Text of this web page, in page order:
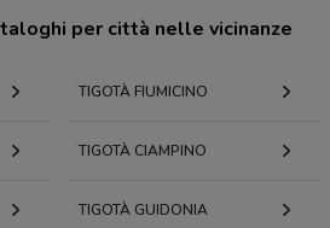
per città nelle vicinanze
TIGOTÀ FIUMICINO
TIGOTÀ CIAMPINO
TIGOTÀ GUIDONIA